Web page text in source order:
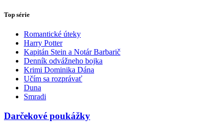
Top série
Romantické úteky
Harry Potter
Kapitán Stein a Notár Barbarič
Denník odvážneho bojka
Krimi Dominika Dána
Učím sa rozprávať
Duna
Smradi
Darčekové poukážky